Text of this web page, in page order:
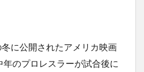
に公開されたアメリカ映画
のプロレスラーが試合後に